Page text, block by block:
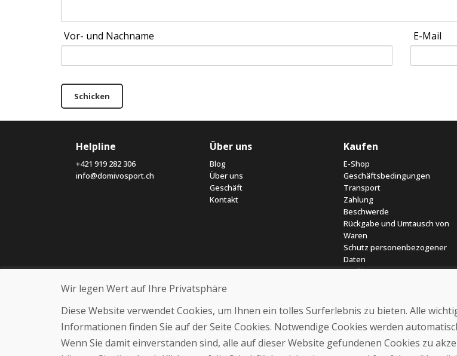
Vor- und Nachname E-Mail
Schicken
Helpline
+421 919 282 306
info@domivosport.ch
Über uns
Blog
Über uns
Geschäft
Kontakt
Kaufen
E-Shop
Geschäftsbedingungen
Transport
Zahlung
Beschwerde
Rückgabe und Umtausch von
Waren
Schutz personenbezogener
Daten
Cookies
Wir legen Wert auf Ihre Privatsphäre
Diese Website verwendet Cookies, um Ihnen ein tolles Surferlebnis zu bieten. Alle
Informationen finden Sie auf der Seite Cookies. Notwendige Cookies werden
Wenn Sie damit einverstanden sind, alle auf dieser Website gefundenen Cookies zu